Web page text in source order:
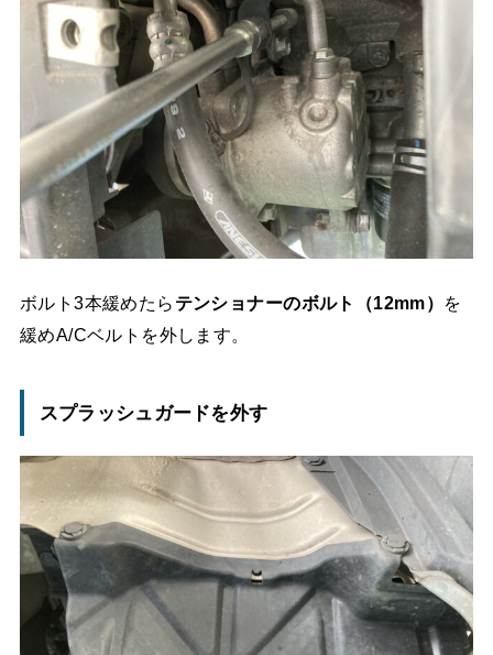
ボルト3本緩めたら テンショナーのボルト（12mm） を
緩めA/Cベルトを外します。
スプラッシュガードを外す